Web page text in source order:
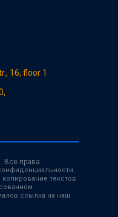
16, floor 1
,
Все права
.
текстов
ссылка на наш